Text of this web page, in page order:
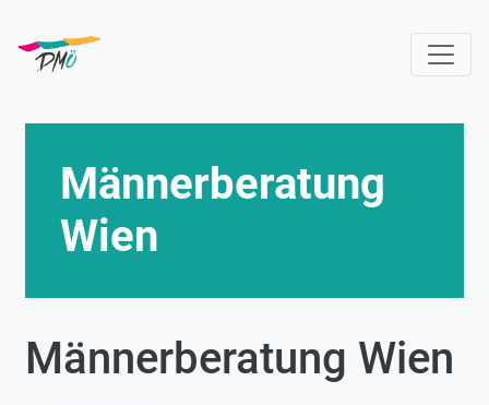
main
Männerberatung
Wien
Männerberatung Wien